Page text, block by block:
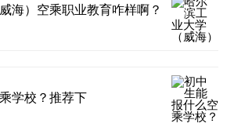
海）空乘职业教育咋样啊？
学校？推荐下